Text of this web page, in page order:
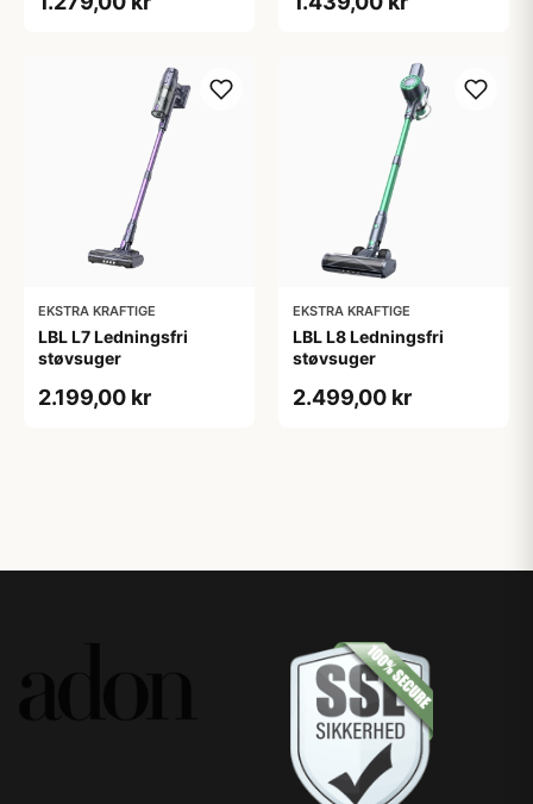
EKSTRA KRAFTIGE
LBL L7 Ledningsfri
støvsuger
2.199,00 kr
EKSTRA KRAFTIGE
LBL L8 Ledningsfri
støvsuger
2.499,00 kr